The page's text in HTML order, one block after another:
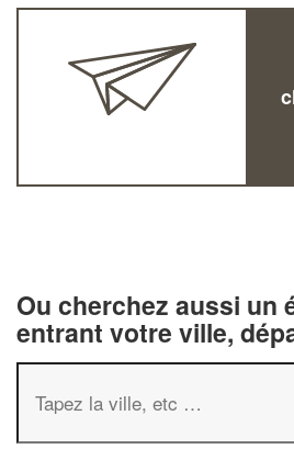
Ou cherchez aussi un
entrant votre ville,